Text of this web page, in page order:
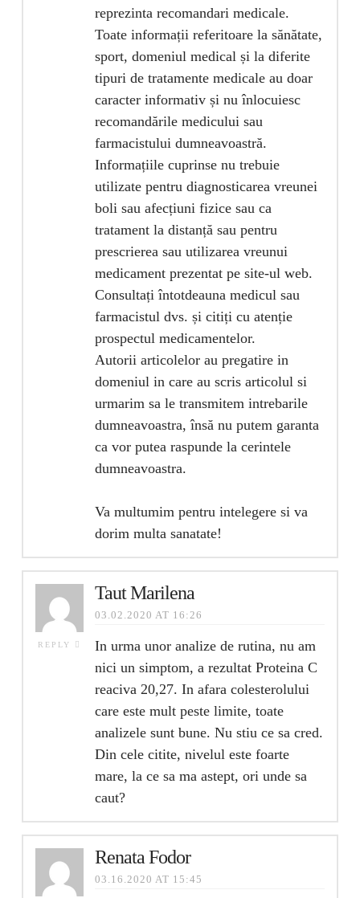
reprezinta recomandari medicale.
Toate informații referitoare la sănătate,
sport, domeniul medical și la diferite
tipuri de tratamente medicale au doar
caracter informativ și nu înlocuiesc
recomandările medicului sau
farmacistului dumneavoastră.
Informațiile cuprinse nu trebuie
utilizate pentru diagnosticarea vreunei
boli sau afecțiuni fizice sau ca
tratament la distanță sau pentru
prescrierea sau utilizarea vreunui
medicament prezentat pe site-ul web.
Consultați întotdeauna medicul sau
farmacistul dvs. și citiți cu atenție
prospectul medicamentelor.
Autorii articolelor au pregatire in
domeniul in care au scris articolul si
urmarim sa le transmitem intrebarile
dumneavoastra, însă nu putem garanta
ca vor putea raspunde la cerintele
dumneavoastra.
Va multumim pentru intelegere si va
dorim multa sanatate!
REPLY
Taut Marilena
03.02.2020 AT 16:26
In urma unor analize de rutina, nu am
nici un simptom, a rezultat Proteina C
reaciva 20,27. In afara colesterolului
care este mult peste limite, toate
analizele sunt bune. Nu stiu ce sa cred.
Din cele citite, nivelul este foarte
mare, la ce sa ma astept, ori unde sa
caut?
Renata Fodor
03.16.2020 AT 15:45